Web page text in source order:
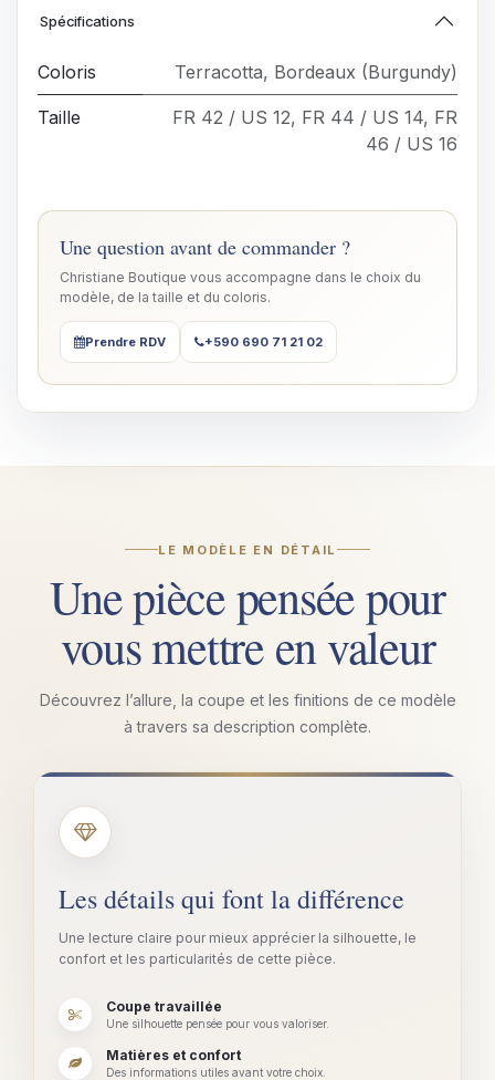
Spécifications
Coloris Terracotta, Bordeaux (Burgundy)
Taille FR 42 / US 12, FR 44 / US 14, FR
46 / US 16
Une question avant de commander ?
Christiane Boutique vous accompagne dans le choix du
modèle, de la taille et du coloris.
Prendre RDV +590 690 71 21 02
LE MODÈLE EN DÉTAIL
Une pièce pensée pour
vous mettre en valeur
Découvrez l’allure, la coupe et les finitions de ce modèle
à travers sa description complète.
Les détails qui font la différence
Une lecture claire pour mieux apprécier la silhouette, le
confort et les particularités de cette pièce.
Coupe travaillée
Une silhouette pensée pour vous valoriser.
Matières et confort
Des informations utiles avant votre choix.